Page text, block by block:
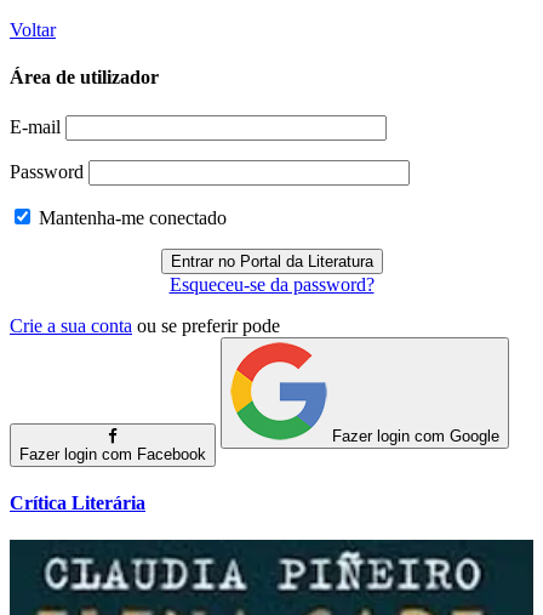
Voltar
Área de utilizador
E-mail
Password
Mantenha-me conectado
Esqueceu-se da password?
Crie a sua conta ou se preferir pode
Fazer login com Facebook
Fazer login com Google
Crítica Literária